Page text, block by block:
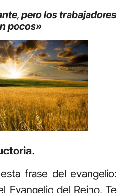
pero los trabajadores
pocos»
frase del evangelio:
Evangelio del Reino. Te